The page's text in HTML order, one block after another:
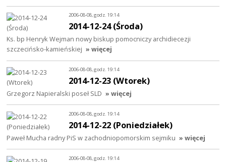
2006-08-08, godz. 19:14
2014-12-24 (Środa)
Ks. bp Henryk Wejman nowy biskup pomocniczy archidiecezji
szczecińsko-kamieńskiej » więcej
2006-08-08, godz. 19:14
2014-12-23 (Wtorek)
Grzegorz Napieralski poseł SLD » więcej
2006-08-08, godz. 19:14
2014-12-22 (Poniedziałek)
Paweł Mucha radny PiS w zachodniopomorskim sejmiku » więcej
2006-08-08, godz. 19:14